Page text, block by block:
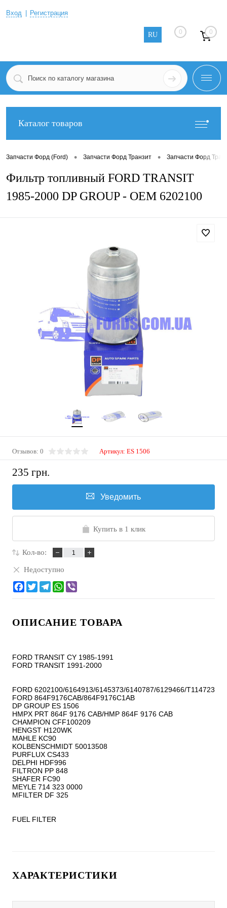
Вход Регистрация
RU 0 0
Каталог товаров
Запчасти Форд (Ford) • Запчасти Форд Транзит • Запчасти Форд
Фильтр топливный FORD TRANSIT
1985-2000 DP GROUP - OEM 6202100
Отзывов: 0 Артикул: ES 1506
235 грн.
Уведомить
Купить в 1 клик
Кол-во:
Недоступно
ОПИСАНИЕ ТОВАРА
FORD TRANSIT CY 1985-1991
FORD TRANSIT 1991-2000
FORD 6202100/6164913/6145373/6140787/6129466/T114723
FORD 864F9176CAB/864F9176C1AB
DP GROUP ES 1506
HMPX PRT 864F 9176 CAB/HMP 864F 9176 CAB
CHAMPION CFF100209
HENGST H120WK
MAHLE KC90
KOLBENSCHMIDT 50013508
PURFLUX CS433
DELPHI HDF996
FILTRON PP 848
SHAFER FC90
MEYLE 714 323 0000
MFILTER DF 325
FUEL FILTER
ХАРАКТЕРИСТИКИ